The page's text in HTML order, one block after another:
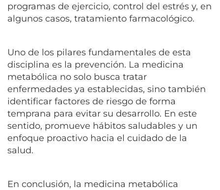
programas de ejercicio, control del estrés y, en
algunos casos, tratamiento farmacológico.
Uno de los pilares fundamentales de esta
disciplina es la prevención. La medicina
metabólica no solo busca tratar
enfermedades ya establecidas, sino también
identificar factores de riesgo de forma
temprana para evitar su desarrollo. En este
sentido, promueve hábitos saludables y un
enfoque proactivo hacia el cuidado de la
salud.
En conclusión, la medicina metabólica